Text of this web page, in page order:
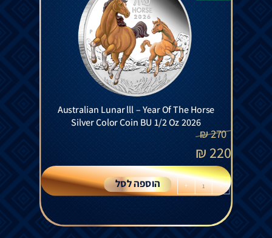
Australian Lunar lll – Year Of The Horse
Silver Color Coin BU 1/2 Oz 2026
270
₪
220
₪
-
+ הוספה לסל